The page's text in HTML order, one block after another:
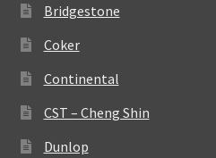
Bridgestone
Coker
Continental
CST – Cheng Shin
Dunlop